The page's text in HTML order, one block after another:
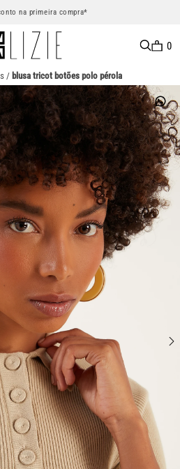
na primeira compra*
0
/ blusa tricot botões polo pérola